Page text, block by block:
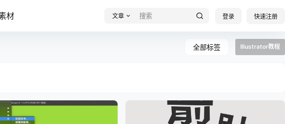
材 文章 登录 快速注册
全部标签 Illustrator教程